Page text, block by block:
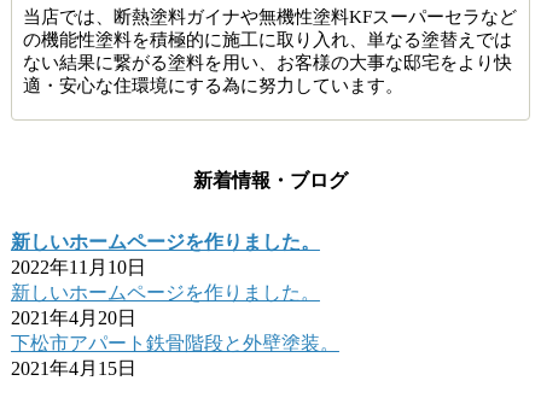
当店では、断熱塗料ガイナや無機性塗料KFスーパーセラなど
の機能性塗料を積極的に施工に取り入れ、単なる塗替えでは
ない結果に繋がる塗料を用い、お客様の大事な邸宅をより快
適・安心な住環境にする為に努力しています。
新着情報・ブログ
新しいホームページを作りました。
2022年11月10日
新しいホームページを作りました。
2021年4月20日
下松市アパート鉄骨階段と外壁塗装。
2021年4月15日